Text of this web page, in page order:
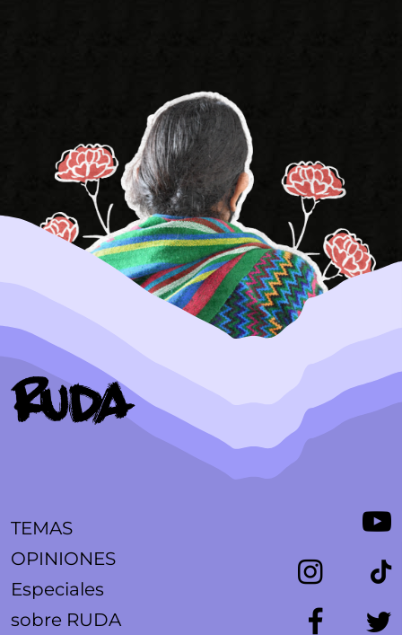
TEMAS
OPINIONES
Especiales
sobre RUDA